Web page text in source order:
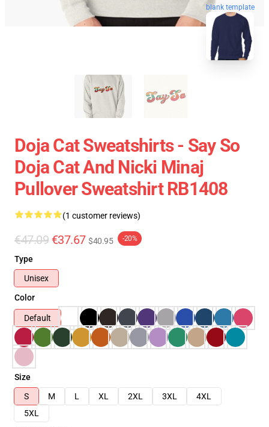
blank template
Doja Cat Sweatshirts - Say So
Doja Cat And Nicki Minaj
Pullover Sweatshirt RB1408
(1 customer reviews)
€47.09 €37.67 $40.95 -20%
Type
Unisex
Color
Default
Size
S
M L XL 2XL 3XL
4XL
5XL